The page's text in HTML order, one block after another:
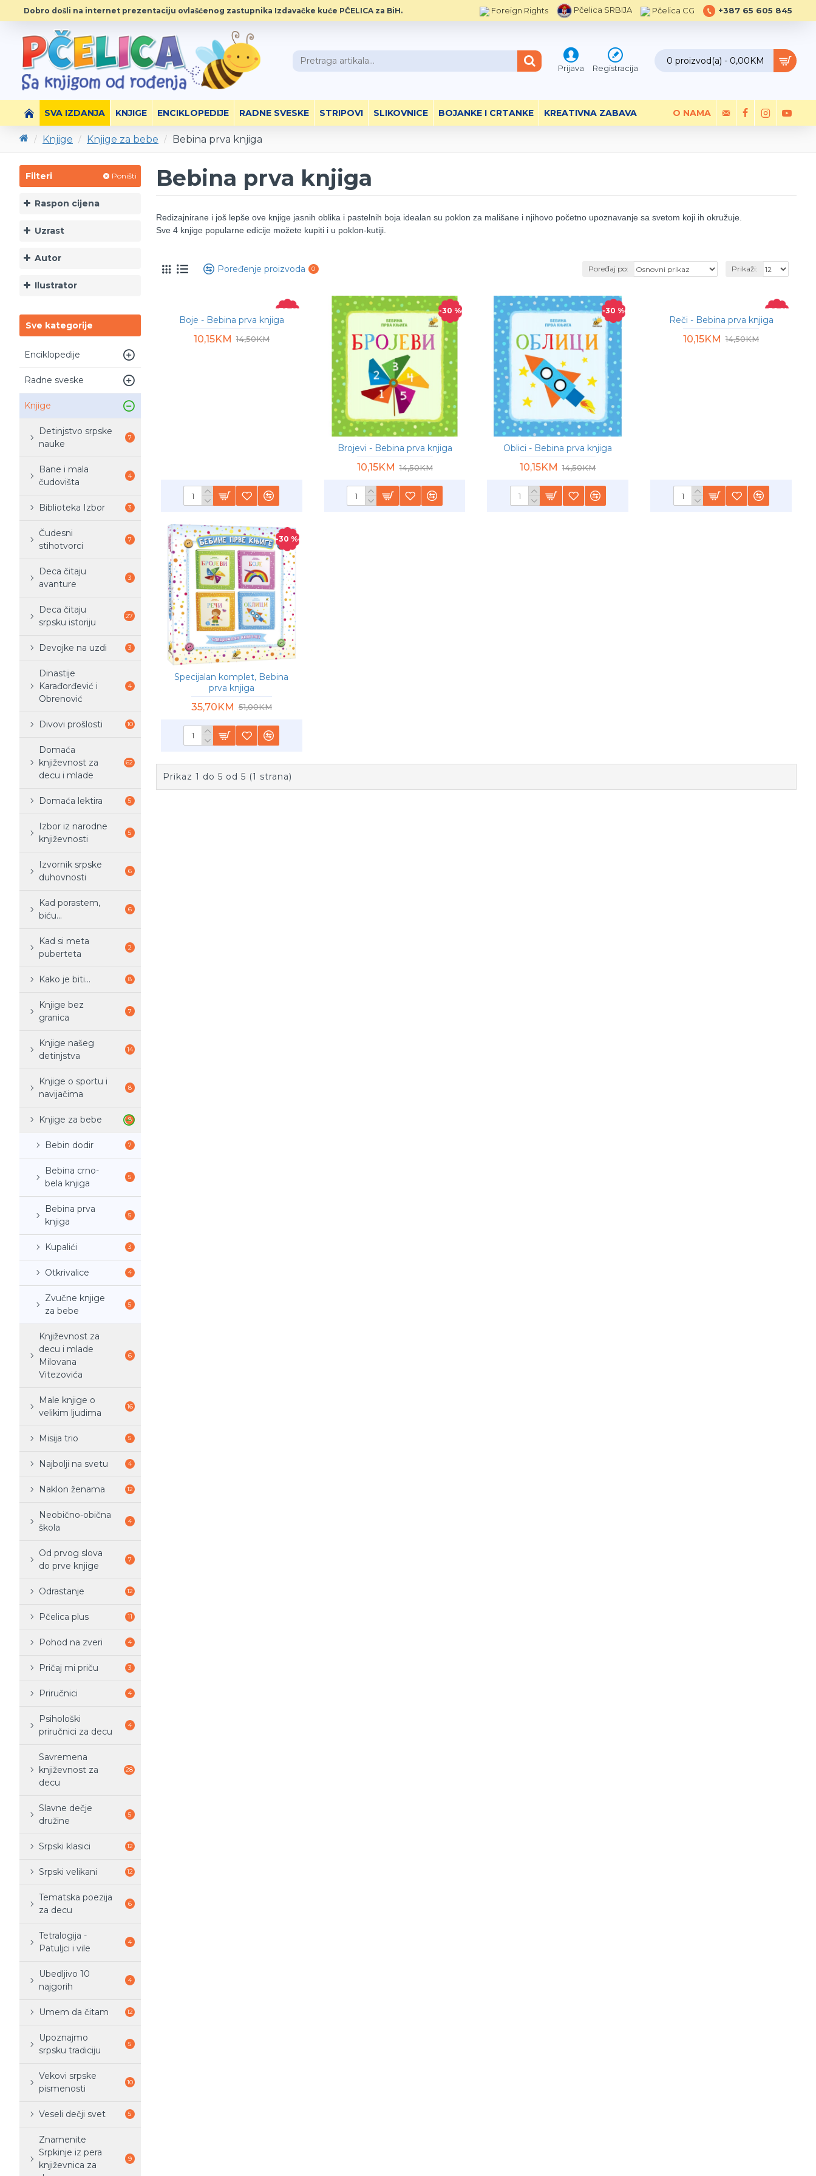
Dobro došli na internet prezentaciju ovlašćenog zastupnika Izdavačke kuće PČELICA za BiH. Foreign Rights Pčelica SRBIJA Pčelica CG +387 65 605 845
Prijava Registracija
0 proizvod(a) - 0,00KM
SVA IZDANJA KNJIGE ENCIKLOPEDIJE RADNE SVESKE STRIPOVI SLIKOVNICE BOJANKE I CRTANKE KREATIVNA ZABAVA O NAMA
Knjige Knjige za bebe Bebina prva knjiga
Filteri Poništi
Raspon cijena
Uzrast
Autor
Ilustrator
Sve kategorije
Enciklopedije
Radne sveske
Knjige
Detinjstvo srpske
nauke
7
Bane i mala
čudovišta
4
Biblioteka Izbor 3
Čudesni
stihotvorci
7
Deca čitaju
avanture
3
Deca čitaju
srpsku istoriju
27
Devojke na uzdi 3
Dinastije
Karađorđević i
Obrenović
4
Divovi prošlosti 10
Domaća
književnost za
decu i mlade
62
Domaća lektira 5
Izbor iz narodne
književnosti
5
Izvornik srpske
duhovnosti
6
Kad porastem,
biću...
6
Kad si meta
puberteta
2
Kako je biti... 8
Knjige bez
granica
7
Knjige našeg
detinjstva
14
Knjige o sportu i
navijačima
8
Knjige za bebe 8
Bebin dodir 7
Bebina crno-
bela knjiga
5
Bebina prva
knjiga
5
Kupalići 3
Otkrivalice 4
Zvučne knjige
za bebe
5
Književnost za
decu i mlade
Milovana
Vitezovića
6
Male knjige o
velikim ljudima
16
Misija trio 5
Najbolji na svetu 4
Naklon ženama 12
Neobično-obična
škola
4
Od prvog slova
do prve knjige
7
Odrastanje 12
Pčelica plus 11
Pohod na zveri 4
Pričaj mi priču 3
Priručnici 4
Psihološki
priručnici za decu
4
Savremena
književnost za
decu
28
Slavne dečje
družine
5
Srpski klasici 12
Srpski velikani 12
Tematska poezija
za decu
6
Tetralogija -
Patuljci i vile
4
Ubedljivo 10
najgorih
4
Umem da čitam 12
Upoznajmo
srpsku tradiciju
5
Vekovi srpske
pismenosti
10
Veseli dečji svet 5
Znamenite
Srpkinje iz pera
književnica za
9
Bebina prva knjiga
Redizajnirane i još lepše ove knjige jasnih oblika i pastelnih boja idealan su poklon za mališane i njihovo početno upoznavanje sa svetom koji ih okružuje.
Sve 4 knjige popularne edicije možete kupiti i u poklon-kutiji.
Poređenje proizvoda 0 Poređaj po: Prikaži:
-30 %
Boje - Bebina prva knjiga
10,15KM 14,50KM
-30 %
Brojevi - Bebina prva knjiga
10,15KM 14,50KM
-30 %
Oblici - Bebina prva knjiga
10,15KM 14,50KM
-30 %
Reči - Bebina prva knjiga
10,15KM 14,50KM
-30 %
Specijalan komplet, Bebina
prva knjiga
35,70KM 51,00KM
Prikaz 1 do 5 od 5 (1 strana)